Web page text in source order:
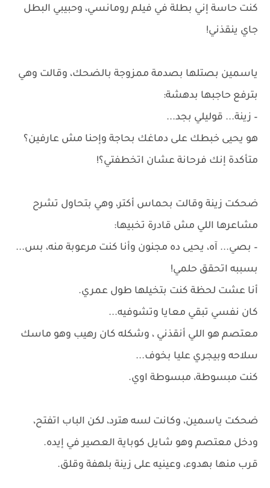
كنت حاسة إني بطلة في فيلم رومانسي، وحبيبي البطل
جاي ينقذني!
ياسمين بصتلها بصدمة ممزوجة بالضحك، وقالت وهي
بترفع حاجبها بدهشة:
– زينة... قوليلي بجد...
هو يحيى خبطك على دماغك بحاجة وإحنا مش عارفين؟
متأكدة إنك فرحانة عشان اتخطفتي؟!
ضحكت زينة وقالت بحماس أكتر، وهي بتحاول تشرح
مشاعرها اللي مش قادرة تخبيها:
– بصي... آه، يحيى ده مجنون وأنا كنت مرعوبة منه، بس...
بسببه اتحقق حلمي!
أنا عشت لحظة كنت بتخيلها طول عمري.
كان نفسي تبقي معايا وتشوفيه...
معتصم هو اللي أنقذني ، وشكله كان رهيب وهو ماسك
سلاحه وبيجري عليا بخوف...
كنت مبسوطة، مبسوطة اوي.
ضحكت ياسمين، وكانت لسه هترد، لكن الباب اتفتح،
ودخل معتصم وهو شايل كوباية العصير في إيده.
قرب منها بهدوء، وعينيه على زينة بلهفة وقلق.